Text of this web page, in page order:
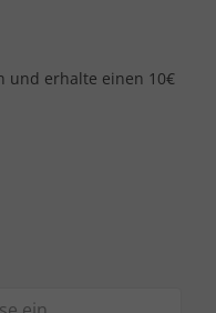
und erhalte einen 10€